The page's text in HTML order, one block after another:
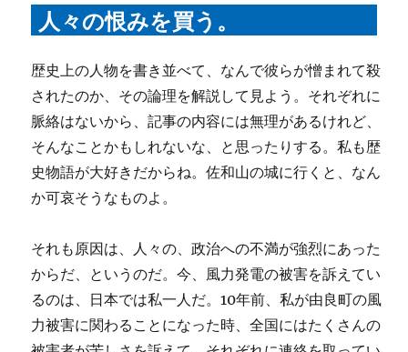
人々の恨みを買う。
歴史上の人物を書き並べて、なんで彼らが憎まれて殺
されたのか、その論理を解説して見よう。それぞれに
脈絡はないから、記事の内容には無理があるけれど、
そんなことかもしれないな、と思ったりする。私も歴
史物語が大好きだからね。佐和山の城に行くと、なん
か可哀そうなものよ。
それも原因は、人々の、政治への不満が強烈にあった
からだ、というのだ。今、風力発電の被害を訴えてい
るのは、日本では私一人だ。10年前、私が由良町の風
力被害に関わることになった時、全国にはたくさんの